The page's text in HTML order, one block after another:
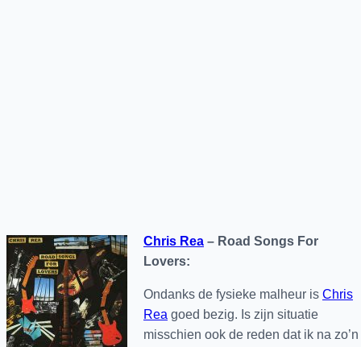
Chris Rea – Road Songs For
Lovers:
Ondanks de fysieke malheur is Chris
Rea goed bezig. Is zijn situatie
misschien ook de reden dat ik na zo’n